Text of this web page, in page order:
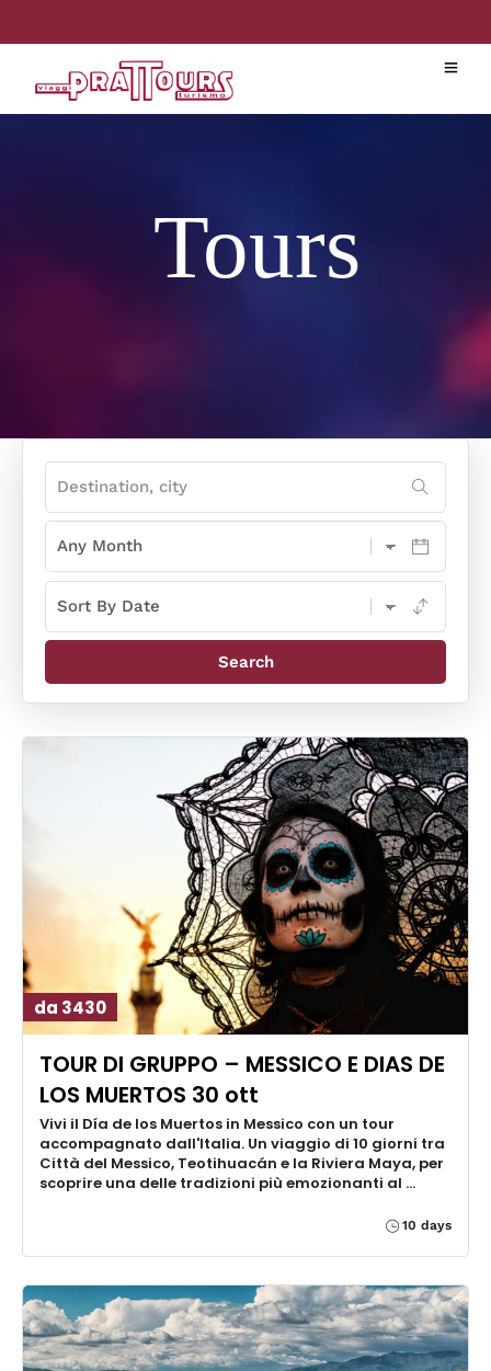
Tours
da 3430
TOUR DI GRUPPO – MESSICO E DIAS DE
LOS MUERTOS 30 ott
Vivi il Día de los Muertos in Messico con un tour
accompagnato dall'Italia. Un viaggio di 10 giorni tra
Città del Messico, Teotihuacán e la Riviera Maya, per
scoprire una delle tradizioni più emozionanti al …
10 days